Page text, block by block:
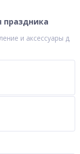
праздника
и аксессуары для